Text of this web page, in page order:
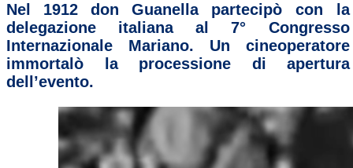
Nel 1912 don Guanella partecipò con la
delegazione italiana al 7° Congresso
Internazional e Mariano. Un cineoperatore
immortalò la processione di apertura
dell’evento.